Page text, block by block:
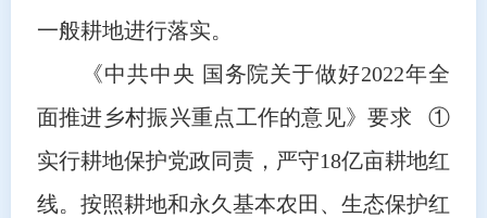
一般耕地进行落实。
《中共中央 国务院关于做好2022年全
面推进乡村振兴重点工作的意见》要求 ①
实行耕地保护党政同责，严守18亿亩耕地红
线。按照耕地和永久基本农田、生态保护红